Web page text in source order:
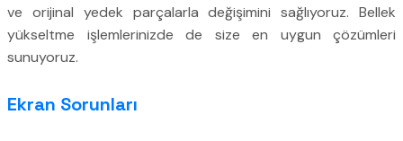
ve orijinal yedek parçalarla değişimini sağlıyoruz. Bellek
yükseltme işlemlerinizde de size en uygun çözümleri
sunuyoruz.
Ekran Sorunları